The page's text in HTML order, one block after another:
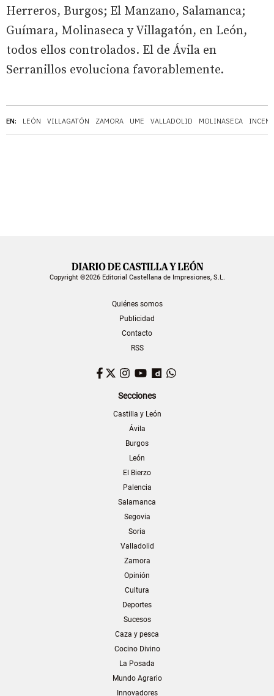
EN: LEÓN VILLAGATÓN ZAMORA UME VALLADOLID MOLINASECA
Herreros, Burgos; El Manzano, Salamanca;
Guímara, Molinaseca y Villagatón, en León,
todos ellos controlados. El de Ávila en
Serranillos evoluciona favorablemente.
Copyright ©2026 Editorial Castellana de Impresiones, S.L.
Quiénes somos
Publicidad
Contacto
RSS
Facebook
TwitterInstagram
YouTubeDailymotion
Secciones
Castilla y León
Ávila
Burgos
León
El Bierzo
Palencia
Salamanca
Segovia
Soria
Valladolid
Zamora
Opinión
Cultura
Deportes
Sucesos
Caza y pesca
Cocino Divino
La Posada
Mundo Agrario
Innovadores